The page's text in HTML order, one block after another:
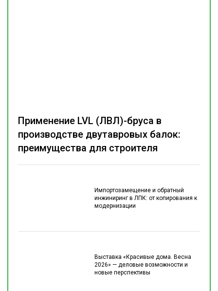
Импортозамещение и обратный
инжиниринг в ЛПК: от копирования к
модернизации
Выставка «Красивые дома. Весна
2026» — деловые возможности и
новые перспективы
Применение LVL (ЛВЛ)-бруса в
производстве двутавровых балок:
преимущества для строителя